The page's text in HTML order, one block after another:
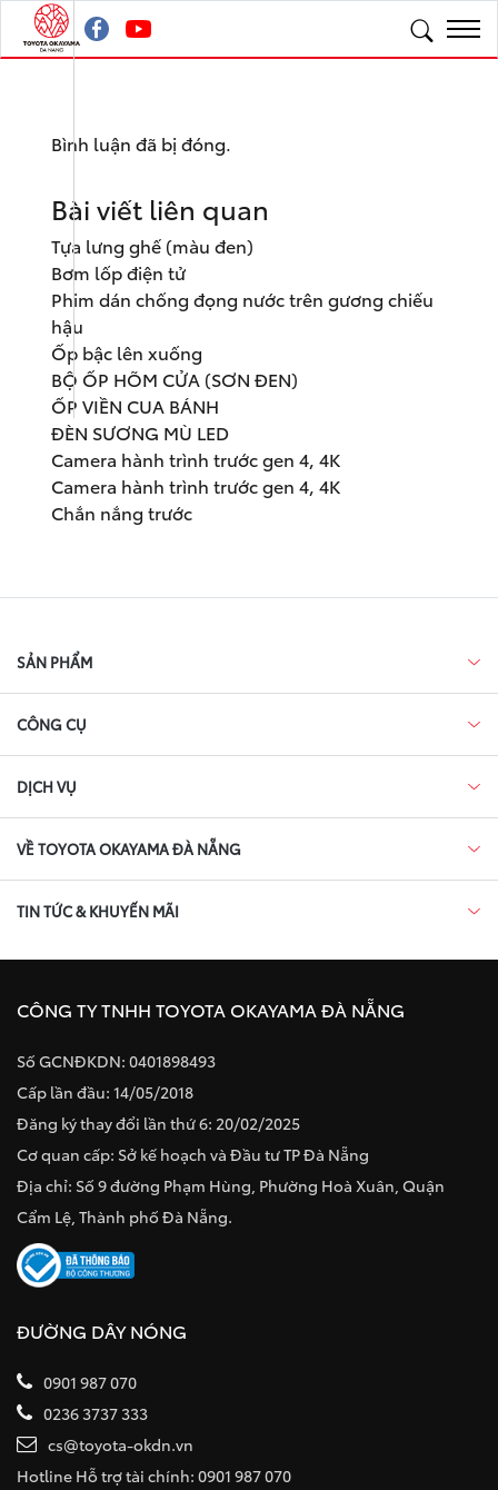
Bình luận đã bị đóng.
Bài viết liên quan
Tựa lưng ghế (màu đen)
Bơm lốp điện tử
Phim dán chống đọng nước trên gương chiếu
hậu
Ốp bậc lên xuống
BỘ ỐP HÕM CỬA (SƠN ĐEN)
ỐP VIỀN CUA BÁNH
ĐÈN SƯƠNG MÙ LED
Camera hành trình trước gen 4, 4K
Camera hành trình trước gen 4, 4K
Chắn nắng trước
SẢN PHẨM
CÔNG CỤ
DỊCH VỤ
VỀ TOYOTA OKAYAMA ĐÀ NẴNG
TIN TỨC & KHUYẾN MÃI
CÔNG TY TNHH TOYOTA OKAYAMA ĐÀ NẴNG
Số GCNĐKDN: 0401898493
Cấp lần đầu: 14/05/2018
Đăng ký thay đổi lần thứ 6: 20/02/2025
Cơ quan cấp: Sở kế hoạch và Đầu tư TP Đà Nẵng
Địa chỉ: Số 9 đường Phạm Hùng, Phường Hoà Xuân, Quận
Cẩm Lệ, Thành phố Đà Nẵng.
ĐƯỜNG DÂY NÓNG
0901 987 070
0236 3737 333
cs@toyota-okdn.vn
Hotline Hỗ trợ tài chính: 0901 987 070